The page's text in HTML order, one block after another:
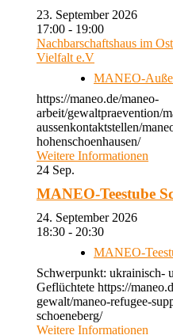
23. September 2026
17:00 - 19:00
Nachbarschaftshaus im
Vielfalt e.V
MANEO-
https://maneo.de/maneo-
arbeit/gewaltpraevention/
aussenkontaktstellen/
hohenschoenhausen/
Weitere Informationen
24 Sep.
MANEO-Teestube
24. September 2026
18:30 - 20:30
MANEO-
Schwerpunkt: ukrainisch-
Geflüchtete https://
gewalt/maneo-refugee-
schoeneberg/
Weitere Informationen